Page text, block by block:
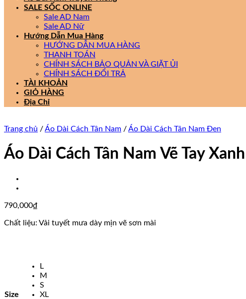
SALE SỐC ONLINE
Sale AD Nam
Sale AD Nữ
Hướng Dẫn Mua Hàng
HƯỚNG DẪN MUA HÀNG
THANH TOÁN
CHÍNH SÁCH BẢO QUẢN VÀ GIẶT ỦI
CHÍNH SÁCH ĐỔI TRẢ
TÀI KHOẢN
GIỎ HÀNG
Địa Chỉ
Trang chủ /Áo Dài Cách Tân Nam /Áo Dài Cách Tân Nam Đen
Áo Dài Cách Tân Nam Vẽ Tay
790,000₫
Chất liệu: Vải tuyết mưa dày mịn vẽ sơn mài
Size
L
M
S
XL